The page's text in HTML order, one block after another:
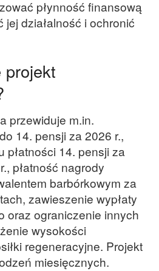
płynność finansową
jej działalność i ochronić
projekt
przewiduje m.in.
14. pensji za 2026 r.,
płatności 14. pensji za
płatność nagrody
barbórkowym za
zawieszenie wypłaty
oraz ograniczenie innych
wysokości
regeneracyjne. Projekt
miesięcznych.